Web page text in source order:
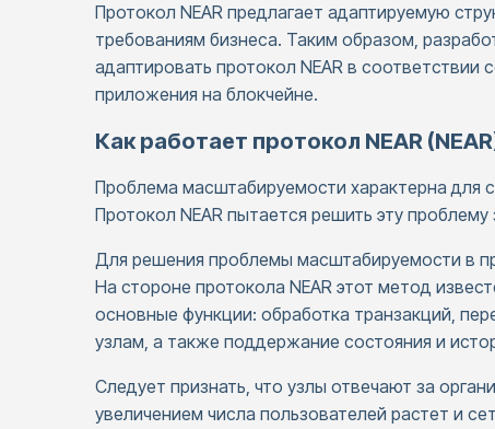
Протокол NEAR предлагает адаптируемую
требованиям бизнеса. Таким образом,
адаптировать протокол NEAR в соответствии
приложения на блокчейне.
Как работает протокол NEAR
Проблема масштабируемости характерна для
Протокол NEAR пытается решить эту
Для решения проблемы масштабируемости в
На стороне протокола NEAR этот метод
основные функции: обработка транзакций,
узлам, а также поддержание состояния и
Следует признать, что узлы отвечают за
увеличением числа пользователей растет и